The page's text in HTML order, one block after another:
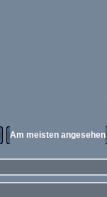
Am meisten angesehen